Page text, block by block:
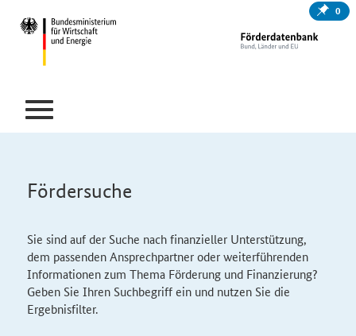
0
Fördersuche
Sie sind auf der Suche nach finanzieller Unterstützung,
dem passenden Ansprechpartner oder weiterführenden
Informationen zum Thema Förderung und Finanzierung?
Geben Sie Ihren Suchbegriff ein und nutzen Sie die
Ergebnisfilter.